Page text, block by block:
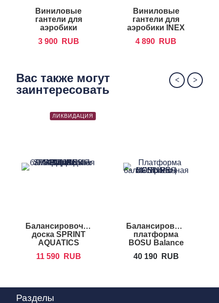
Виниловые
гантели для
аэробики
3 900 RUB
Виниловые
гантели для
аэробики INEX
4 890 RUB
Вас также могут
заинтересовать
ЛИКВИДАЦИЯ
Балансировочная
доска SPRINT
AQUATICS
11 590 RUB
Балансировочная
платформа
BOSU Balance
40 190 RUB
Разделы